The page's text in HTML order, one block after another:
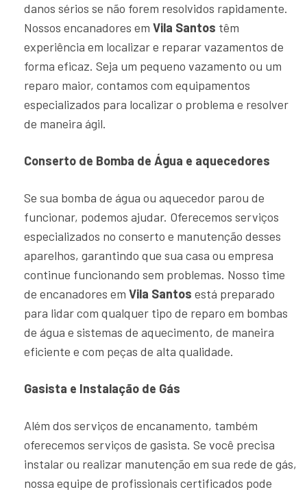
danos sérios se não forem resolvidos rapidamente.
Nossos encanadores em Vila Santos têm
experiência em localizar e reparar vazamentos de
forma eficaz. Seja um pequeno vazamento ou um
reparo maior, contamos com equipamentos
especializados para localizar o problema e resolver
de maneira ágil.
Conserto de Bomba de Água e aquecedores
Se sua bomba de água ou aquecedor parou de
funcionar, podemos ajudar. Oferecemos serviços
especializados no conserto e manutenção desses
aparelhos, garantindo que sua casa ou empresa
continue funcionando sem problemas. Nosso time
de encanadores em Vila Santos está preparado
para lidar com qualquer tipo de reparo em bombas
de água e sistemas de aquecimento, de maneira
eficiente e com peças de alta qualidade.
Gasista e Instalação de Gás
Além dos serviços de encanamento, também
oferecemos serviços de gasista. Se você precisa
instalar ou realizar manutenção em sua rede de gás,
nossa equipe de profissionais certificados pode